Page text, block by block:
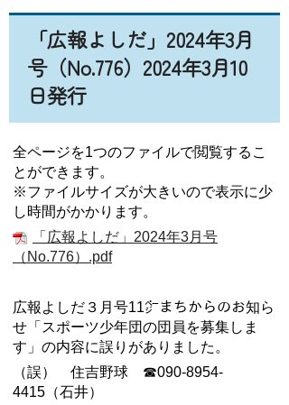
「広報よしだ」2024年3月
号（No.776）2024年3月10
日発行
全ページを1つのファイルで閲覧するこ
とができます。
※ファイルサイズが大きいので表示に少
し時間がかかります。
「広報よしだ」2024年3月号
（No.776）.pdf
広報よしだ３月号11㌻まちからのお知ら
せ「スポーツ少年団の団員を募集しま
す」の内容に誤りがありました。
（誤） 住吉野球 ☎090-8954-
4415（石井）